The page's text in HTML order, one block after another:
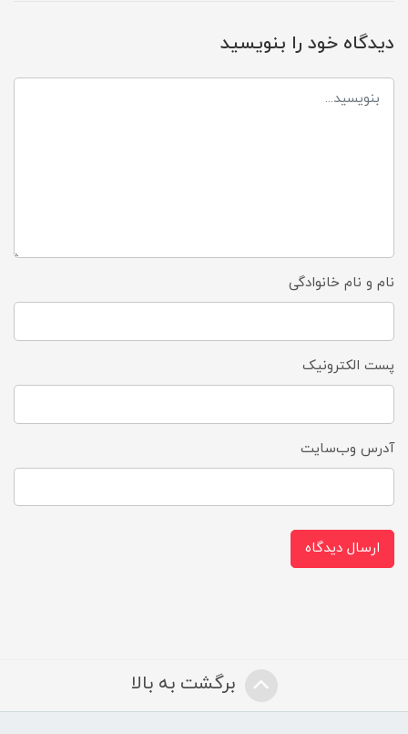
دیدگاه خود را بنویسید
نام و نام خانوادگی
پست الکترونیک
آدرس وب‌سایت
ارسال دیدگاه
برگشت به بالا